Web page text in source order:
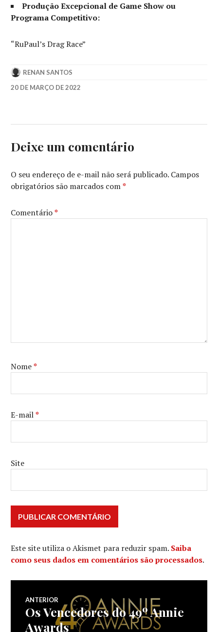
Produção Excepcional de Game Show ou
Programa Competitivo:
“RuPaul’s Drag Race”
RENAN SANTOS
20 DE MARÇO DE 2022
HBO
NO
DO
SUCCESSION,
LASSO
Deixe um comentário
O seu endereço de e-mail não será publicado. Campos
obrigatórios são marcados com*
Comentário*
Nome*
E-mail*
Site
Este site utiliza o Akismet para reduzir spam. Saiba
como seus dados em comentários são processados.
Navegação
de
ANTERIOR
Post
anterior:
Os Vencedores do 49º Annie
Awards